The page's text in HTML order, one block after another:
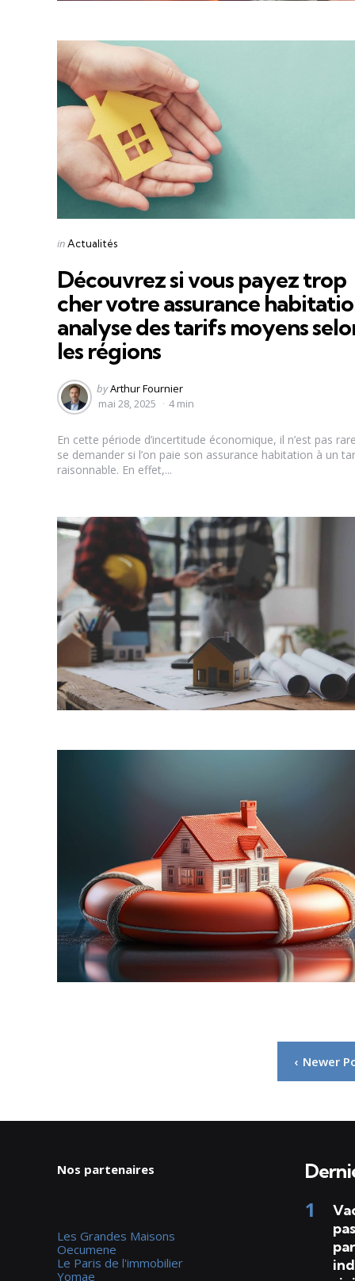
Categories
Posted
inActualités
Découvrez si vous payez trop
cher votre assurance
analyse des tarifs moyens
les régions
Posted
by
byArthur Fournier
mai 28, 2025
4 min
En cette période d’incertitude économique, il n’est pas
se demander si l’on paie son assurance habitation à un
raisonnable. En effet,...
publications
Newer
Nos partenaires
Les Grandes Maisons
Oecumene
Le Paris de l'immobilier
Yomae